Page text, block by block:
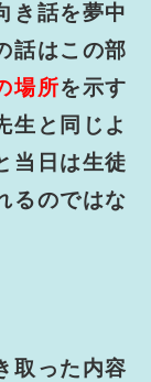
き話を夢中
話はこの部
場所を示す
生と同じよ
当日は生徒
るのではな
取った内容